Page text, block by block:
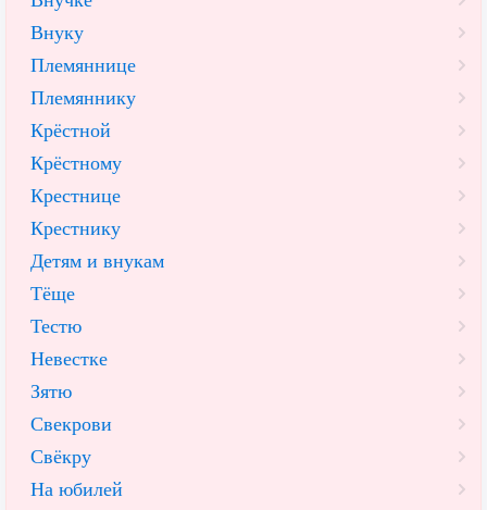
Внуку
Племяннице
Племяннику
Крёстной
Крёстному
Крестнице
Крестнику
Детям и внукам
Тёще
Тестю
Невестке
Зятю
Свекрови
Свёкру
На юбилей